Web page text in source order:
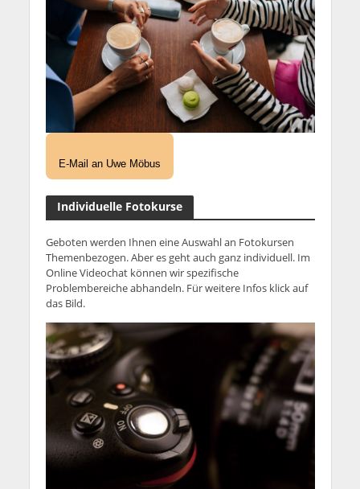
E-Mail an Uwe Möbus
Individuelle Fotokurse
Geboten werden Ihnen eine Auswahl an Fotokursen
Themenbezogen. Aber es geht auch ganz individuell. Im
Online Videochat können wir spezifische
Problembereiche abhandeln. Für weitere Infos klick auf
das Bild.